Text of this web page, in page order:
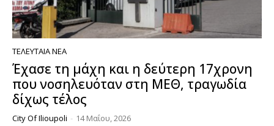
ΤΕΛΕΥΤΑΊΑ ΝΈΑ
Έχασε τη μάχη και η δεύτερη 17χρονη
που νοσηλευόταν στη ΜΕΘ, τραγωδία
δίχως τέλος
City Of Ilioupoli - 14 Μαΐου, 2026